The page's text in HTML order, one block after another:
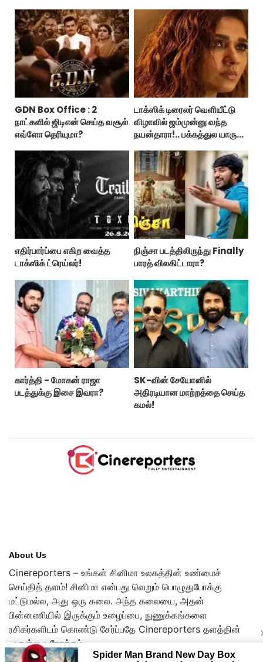
GDN Box Office : 2
நாட்களில் ஜிடிஎன் செய்த வசூல்
எவ்ளோ தெரியுமா?
டாக்ஸிக் டிரைலர் வெளியீட்டு
விழாவில் ஜம்முன்னு வந்த
நயன்தாரா!.. பக்கத்துல யாரு
எதிர்பார்ப்பை எகிற வைத்த
டாக்ஸிக் ட்ரெய்லர்!
நிஞ்சா படத்திலிருந்து Finally
பாரத் விலகிட்டாரா?
கார்த்தி - மோகன் ராஜா
படத்துக்கு இசை இவரா?
SK-வின் சேயோனில்
அதிரடியான மாற்றத்தை செய்த
கமல்!
About Us
Cinereporters – உங்கள் சினிமா உலகத்தின் உண்மைச்
செய்தித் தளம்! சினிமா என்பது வெறும் பொழுதுபோக்கு
மட்டுமல்ல, அது ஒரு கலை. அந்த கலையை, அதன்
பின்னணியில் இருக்கும் உழைப்பை, நுணுக்கங்களை
ரசிகர்களிடம் கொண்டு சேர்ப்பதே Cinereporters தளத்தின்
முதன்மை நோக்கம்.